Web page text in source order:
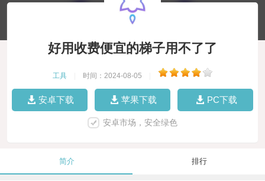
好用收费便宜的梯子用不了了
工具 时间：2024-08-05
安卓下载 苹果下载 PC下载
安卓市场，安全绿色
简介 排行